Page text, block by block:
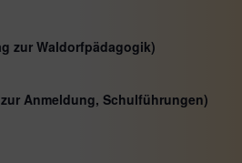
zur Waldorfpädagogik)
Anmeldung, Schulführungen)